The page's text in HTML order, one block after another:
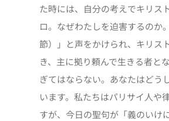
た時には、自分の考えでキリス
ロ。なぜわたしを迫害するのか
節）」と声をかけられ、キリス
き、主に拠り頼んで生きる者と
ぎてはならない。あなたはどう
います。私たちはパリサイ人や
すが、今日の聖句が「義のいけ